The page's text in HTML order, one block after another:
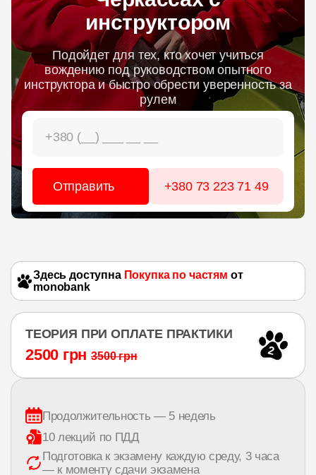
ОНЛАЙН ОБУЧЕНИЕинструктором
Подойдет для тех, кто хочет учиться
вождению под руководством опытного
инструктора и быстро обрести уверенность за
рулем
+380 73 223 71 49
Здесь доступна Покупка по частям от
monobank
ТЕОРИЯ ПРИ ОПЛАТЕ ПРАКТИКИ
2500 грн3500 грн 2
Продолжительность — 5 недель
10 лекций по ПДД
Подготовка к экзамену каждую среду, 3 часа
— к моменту сдачи экзамена